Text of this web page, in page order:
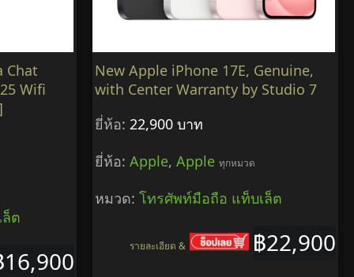
Chat
Wifi
ต
New Apple iPhone 17E, Genuine,
with Center Warranty by Studio 7
ยี่ห้อ: 22,900 บาท
ยี่ห้อ: Apple, Apple ทุกหมวด
หมวด: โทรศัพท์มือถือ แท็บเล็ต
฿22,900
รายละเอียด &